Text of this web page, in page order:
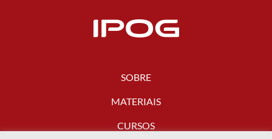
SOBRE
MATERIAIS
CURSOS